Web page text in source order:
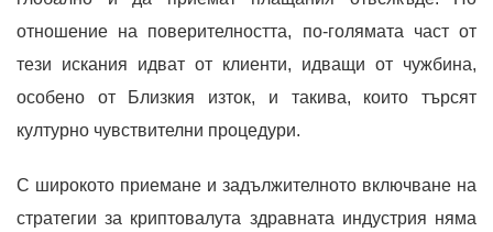
отношение на поверителността, по-голямата част от
тези искания идват от клиенти, идващи от чужбина,
особено от Близкия изток, и такива, които търсят
културно чувствителни процедури.
С широкото приемане и задължителното включване на
стратегии за криптовалута здравната индустрия няма